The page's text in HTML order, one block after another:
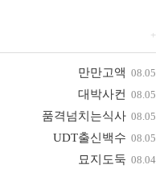
+
만만고액 08.05
대박사컨 08.05
품격넘치는식사 08.05
UDT출신백수 08.05
묘지도둑 08.04